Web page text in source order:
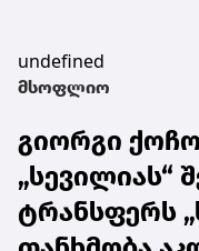
undefined
მსოფლიო
გიორგი
„სევილიას“
ტრანსფერს